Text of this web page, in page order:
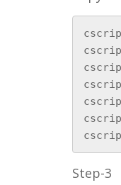
Step-3